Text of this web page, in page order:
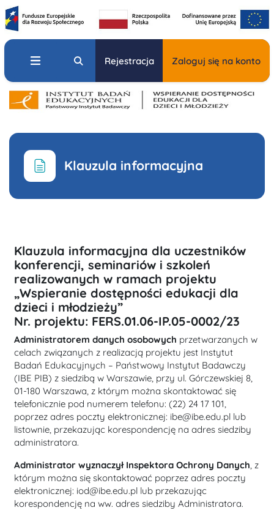
Przejdź do głównej zawartości
Panel bocznyPrzełącznik wyszukiwarki
Rejestracja Zaloguj się na konto
Klauzula informacyjna
Klauzula informacyjna dla uczestników
konferencji, seminariów i szkoleń
realizowanych w ramach projektu
„Wspieranie dostępności edukacji dla
dzieci i młodzieży”
Nr. projektu: FERS.01.06-IP.05-0002/23
Administratorem danych osobowych przetwarzanych w
celach związanych z realizacją projektu jest Instytut
Badań Edukacyjnych – Państwowy Instytut Badawczy
(IBE PIB) z siedzibą w Warszawie, przy ul. Górczewskiej 8,
01-180 Warszawa, z którym można skontaktować się
telefonicznie pod numerem telefonu: (22) 24 17 101,
poprzez adres poczty elektronicznej: ibe@ibe.edu.pl lub
listownie, przekazując korespondencję na adres siedziby
administratora.
Administrator wyznaczył Inspektora Ochrony Danych , z
którym można się skontaktować poprzez adres poczty
elektronicznej: iod@ibe.edu.pl lub przekazując
korespondencję na ww. adres siedziby Administratora.